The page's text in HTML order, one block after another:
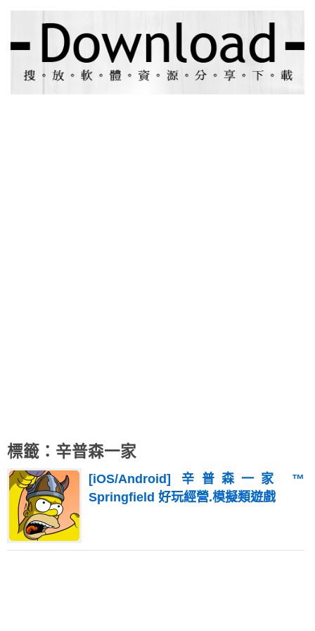
標籤：辛普森一家
[iOS/Android] 辛普森一家 ™
Springfield 好玩經營.模擬類遊戲